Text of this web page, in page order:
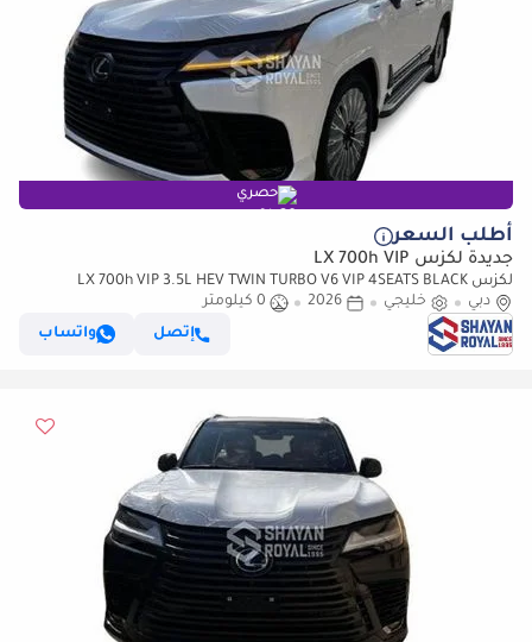
حصري
أطلب السعر
جديدة لكزس LX 700h VIP
لكزس LX 700h VIP 3.5L HEV TWIN TURBO V6 VIP 4SEATS BLACK
EDITION | AUTO PARKING | AT 4WD 2026MY
دبي خليجي 2026
0 كيلومتر
إتصل
واتساب